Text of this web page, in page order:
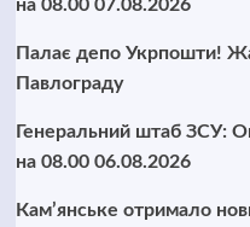
на 08.00 07.08.2026
Палає депо Укрпошти!
Павлограду
Генеральний штаб ЗСУ:
на 08.00 06.08.2026
Кам’янське отримало